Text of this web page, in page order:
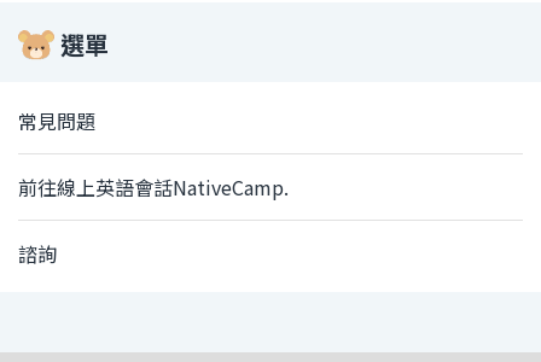
選單
常見問題
前往線上英語會話NativeCamp.
諮詢